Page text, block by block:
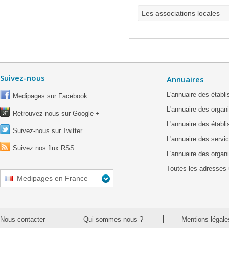
Les associations locales
Suivez-nous
Medipages sur Facebook
Retrouvez-nous sur Google +
Suivez-nous sur Twitter
Suivez nos flux RSS
Medipages en France
Annuaires
L'annuaire des
L'annuaire des
L'annuaire des
L'annuaire des
L'annuaire des
Toutes les adresses
Nous contacter Qui sommes nous ? Mentions